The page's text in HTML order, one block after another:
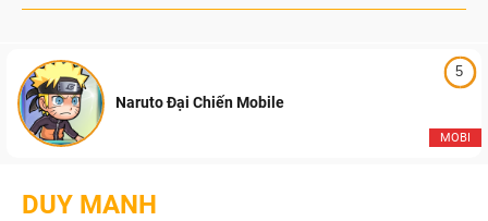
5
MOBI
Naruto Đại Chiến Mobile
DUY MANH